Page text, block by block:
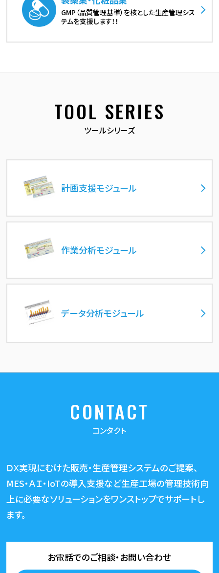
GMP（品質管理基準）を核とした生産管理シス
テムを支援します！！
TOOL SERIES
ツールシリーズ
計画支援モジュール
作業分析モジュール
データ分析モジュール
CONTACT
コンタクト
ⅮⅩ実現にむけた販売・生産管理システムのご提案、
MES・ＡＩ・IoTの導入支援など生産工場の管理技術向
上に必要なソリューションをワンストップでサポートし
ます。
お電話でのご相談・お問い合わせ